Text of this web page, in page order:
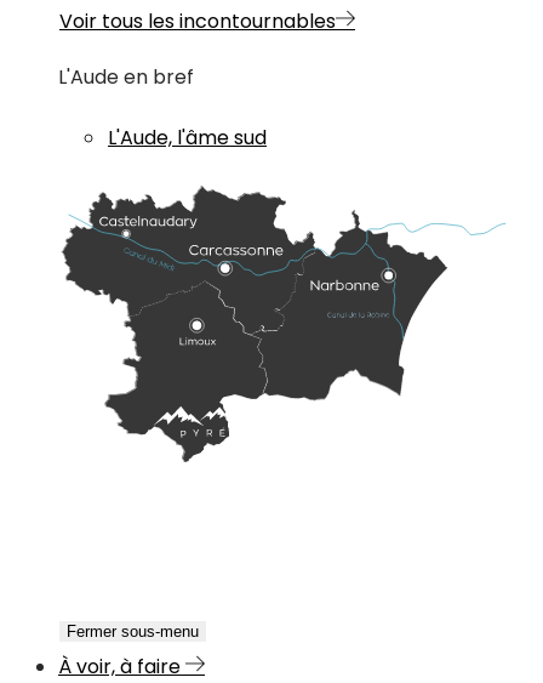
Voir tous les incontournables
L'Aude en bref
L'Aude, l'âme sud
Fermer sous-menu
À voir, à faire